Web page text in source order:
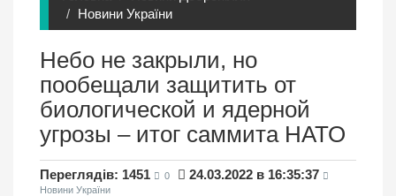
Новини України
Небо не закрыли, но
пообещали защитить от
биологической и ядерной
угрозы – итог саммита НАТО
Переглядів: 1451 0 24.03.2022 в 16:35:37
Новини України